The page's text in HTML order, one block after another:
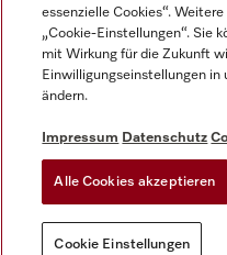
AGB
Datenschutz
Nutzungsbedigungen
EU-Gesetzen über digitale
essenzielle Cookies“.
„Cookie-Einstellungen“. Sie
mit Wirkung für die Zukunft
Einwilligungseinstellungen in
ändern.
Impressum Datenschutz
Alle Cookies akzeptieren
Cookie Einstellungen